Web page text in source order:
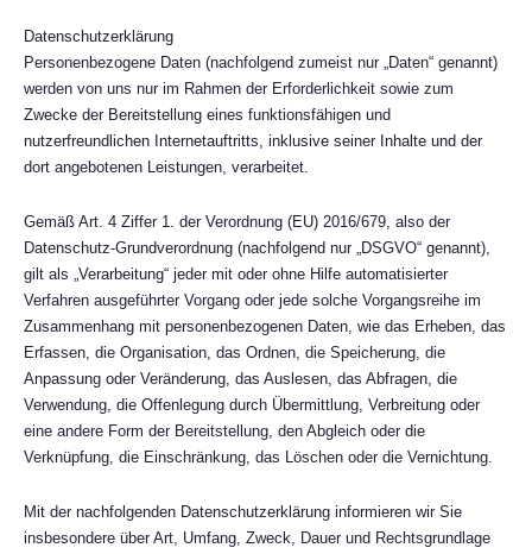
Datenschutzerklärung
Personenbezogene Daten (nachfolgend zumeist nur „Daten“ genannt)
werden von uns nur im Rahmen der Erforderlichkeit sowie zum
Zwecke der Bereitstellung eines funktionsfähigen und
nutzerfreundlichen Internetauftritts, inklusive seiner Inhalte und der
dort angebotenen Leistungen, verarbeitet.
Gemäß Art. 4 Ziffer 1. der Verordnung (EU) 2016/679, also der
Datenschutz-Grundverordnung (nachfolgend nur „DSGVO“ genannt),
gilt als „Verarbeitung“ jeder mit oder ohne Hilfe automatisierter
Verfahren ausgeführter Vorgang oder jede solche Vorgangsreihe im
Zusammenhang mit personenbezogenen Daten, wie das Erheben, das
Erfassen, die Organisation, das Ordnen, die Speicherung, die
Anpassung oder Veränderung, das Auslesen, das Abfragen, die
Verwendung, die Offenlegung durch Übermittlung, Verbreitung oder
eine andere Form der Bereitstellung, den Abgleich oder die
Verknüpfung, die Einschränkung, das Löschen oder die Vernichtung.
Mit der nachfolgenden Datenschutzerklärung informieren wir Sie
insbesondere über Art, Umfang, Zweck, Dauer und Rechtsgrundlage